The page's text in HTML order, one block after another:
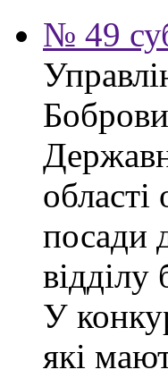
№ 49
посади
відділу
У
які